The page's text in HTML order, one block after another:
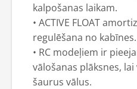
kalpošanas laikam.
• ACTIVE FLOAT
regulēšana no kabīnes.
• RC modeļiem ir
vālošanas plāksnes,
šaurus vālus.